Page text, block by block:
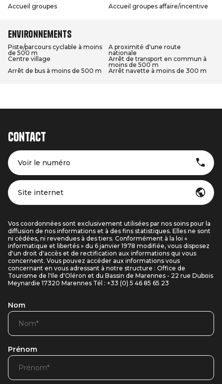
Accueil groupes Accueil groupes affaire/incentive
Environnements
Piste/parcours cyclable à moins
de 500 m
A proximité d'une route
nationale
Centre village
Arrêt de transport en commun à
moins de 500 m
Arrêt de bus à moins de 500 m
Arrêt navette à moins de 300 m
Contact
Voir le numéro
Site internet
Vos coordonnées sont exclusivement utilisées par nos soins pour la
diffusion de nos informations et à des fins statistiques. Elles ne sont
ni cédées, ni revendues à des tiers. Conformément à la loi «
informatique et libertés » du 6 janvier 1978 modifiée, vous disposez
d'un droit d'accès et de rectification aux informations qui vous
concernent. Vous pouvez accéder aux informations vous
concernant en vous adressant à notre structure : Office de
Tourisme de l'Ile d'Oléron et du Bassin de Marennes - 22 rue Dubois
Meynardie 17320 Marennes Tél : +33 (0) 5 46 85 65 23
Nom
Prénom